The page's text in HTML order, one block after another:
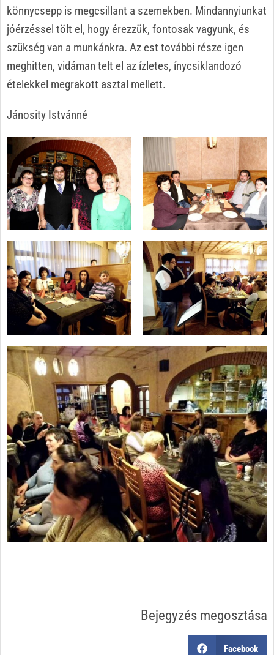
könnycsepp is megcsillant a szemekben. Mindannyiunkat
jóérzéssel tölt el, hogy érezzük, fontosak vagyunk, és
szükség van a munkánkra. Az est további része igen
meghitten, vidáman telt el az ízletes, ínycsiklandozó
ételekkel megrakott asztal mellett.
Jánosity Istvánné
Bejegyzés megosztása
Facebook